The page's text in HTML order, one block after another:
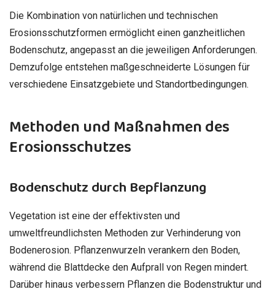
Die Kombination von natürlichen und technischen
Erosionsschutzformen ermöglicht einen ganzheitlichen
Bodenschutz, angepasst an die jeweiligen Anforderungen.
Demzufolge entstehen maßgeschneiderte Lösungen für
verschiedene Einsatzgebiete und Standortbedingungen.
Methoden und Maßnahmen des
Erosionsschutzes
Bodenschutz durch Bepflanzung
Vegetation ist eine der effektivsten und
umweltfreundlichsten Methoden zur Verhinderung von
Bodenerosion. Pflanzenwurzeln verankern den Boden,
während die Blattdecke den Aufprall von Regen mindert.
Darüber hinaus verbessern Pflanzen die Bodenstruktur und